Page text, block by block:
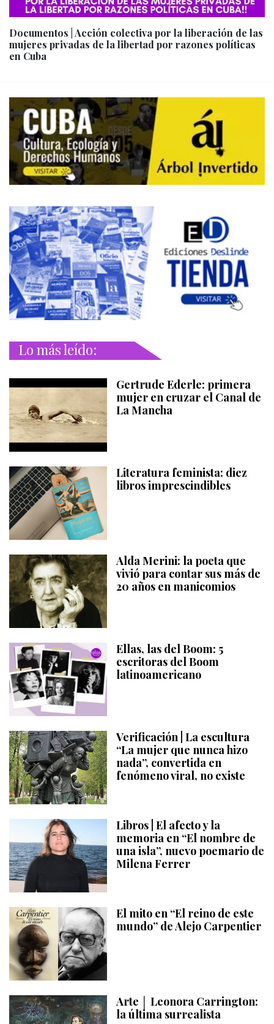
Documentos | Acción colectiva por la liberación de las
mujeres privadas de la libertad por razones políticas
en Cuba
Lo más leído:
Gertrude Ederle: primera
mujer en cruzar el Canal de
La Mancha
Literatura feminista: diez
libros imprescindibles
Alda Merini: la poeta que
vivió para contar sus más de
20 años en manicomios
Ellas, las del Boom: 5
escritoras del Boom
latinoamericano
Verificación | La escultura
“La mujer que nunca hizo
nada”, convertida en
fenómeno viral, no existe
Libros | El afecto y la
memoria en “El nombre de
una isla”, nuevo poemario de
Milena Ferrer
El mito en “El reino de este
mundo” de Alejo Carpentier
Arte │ Leonora Carrington:
la última surrealista